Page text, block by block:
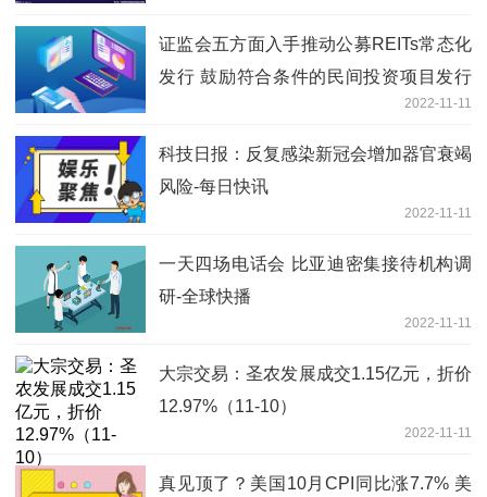
证监会五方面入手推动公募REITs常态化
发行 鼓励符合条件的民间投资项目发行
2022-11-11
科技日报：反复感染新冠会增加器官衰竭
风险-每日快讯
2022-11-11
一天四场电话会 比亚迪密集接待机构调
研-全球快播
2022-11-11
大宗交易：圣农发展成交1.15亿元，折价
12.97%（11-10）
2022-11-11
真见顶了？美国10月CPI同比涨7.7% 美